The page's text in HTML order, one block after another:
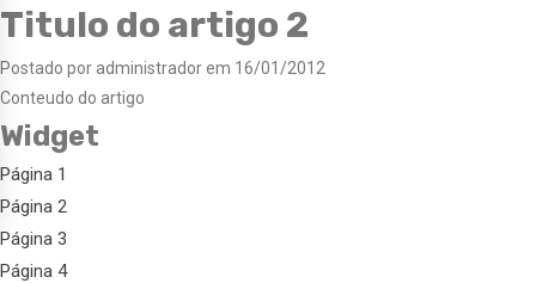
Titulo do artigo 2
Postado por administrador em 16/01/2012
Conteudo do artigo
Widget
Página 1
Página 2
Página 3
Página 4